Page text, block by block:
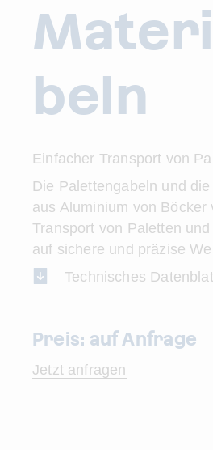
beln
Einfacher Transport von
Die Palettengabeln und die
aus Aluminium von Böcker
Transport von Paletten
auf sichere und präzise
Technisches
Preis: auf Anfrage
Jetzt anfragen